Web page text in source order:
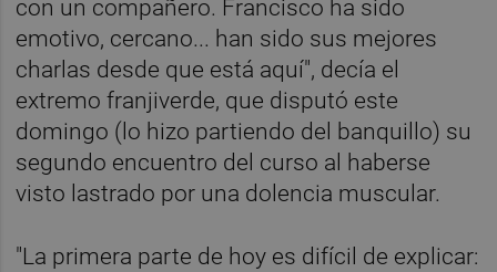
con un compañero. Francisco ha sido
emotivo, cercano... han sido sus mejores
charlas desde que está aquí", decía el
extremo franjiverde, que disputó este
domingo (lo hizo partiendo del banquillo) su
segundo encuentro del curso al haberse
visto lastrado por una dolencia muscular.
"La primera parte de hoy es difícil de explicar: